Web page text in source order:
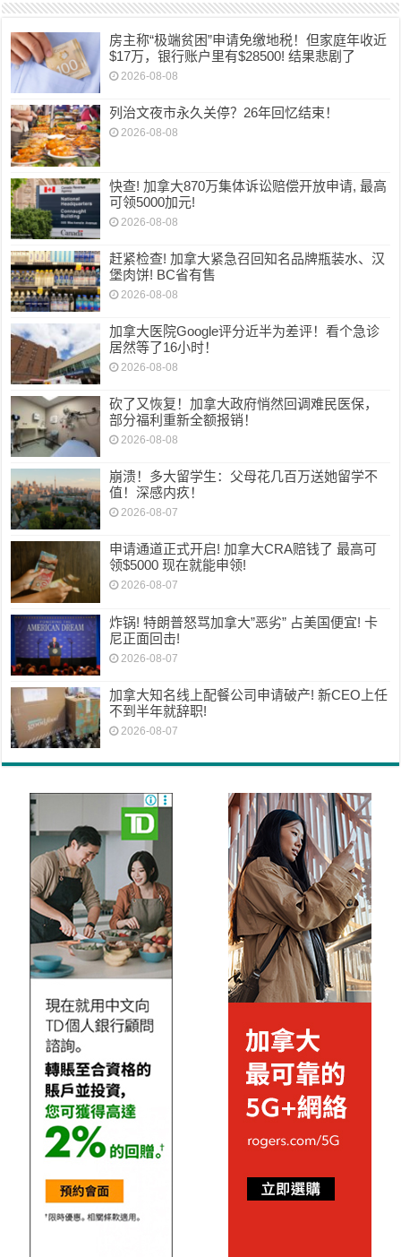
房主称“极端贫困”申请免缴地税！但家庭年收近
$17万，银行账户里有$28500! 结果悲剧了
2026-08-08
列治文夜市永久关停？26年回忆结束！
2026-08-08
快查! 加拿大870万集体诉讼赔偿开放申请, 最高
可领5000加元!
2026-08-08
赶紧检查! 加拿大紧急召回知名品牌瓶装水、汉
堡肉饼! BC省有售
2026-08-08
加拿大医院Google评分近半为差评！看个急诊
居然等了16小时！
2026-08-08
砍了又恢复！加拿大政府悄然回调难民医保，
部分福利重新全额报销！
2026-08-08
崩溃！多大留学生：父母花几百万送她留学不
值！深感内疚！
2026-08-07
申请通道正式开启! 加拿大CRA赔钱了 最高可
领$5000 现在就能申领!
2026-08-07
炸锅! 特朗普怒骂加拿大”恶劣” 占美国便宜! 卡
尼正面回击!
2026-08-07
加拿大知名线上配餐公司申请破产! 新CEO上任
不到半年就辞职!
2026-08-07